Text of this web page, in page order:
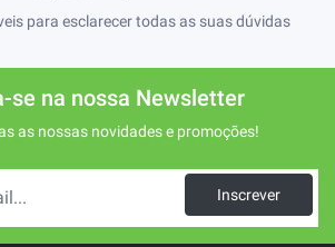
para esclarecer todas as suas dúvidas
se na nossa Newsletter
as nossas novidades e promoções!
Inscrever